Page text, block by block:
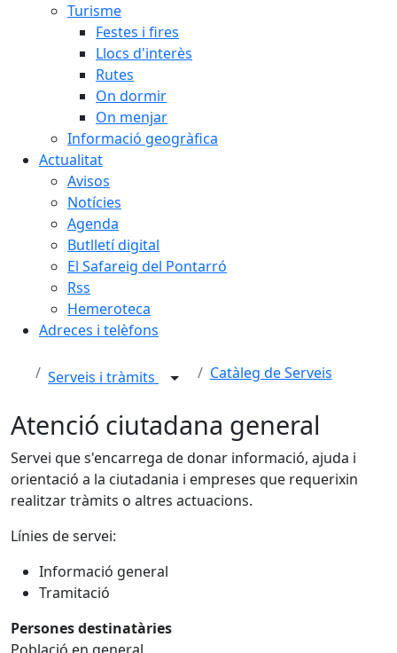
Turisme
Festes i fires
Llocs d'interès
Rutes
On dormir
On menjar
Informació geogràfica
Actualitat
Avisos
Notícies
Agenda
Butlletí digital
El Safareig del Pontarró
Rss
Hemeroteca
Adreces i telèfons
Serveis i tràmits Catàleg de Serveis
Atenció ciutadana general
Servei que s'encarrega de donar informació, ajuda i
orientació a la ciutadania i empreses que requerixin
realitzar tràmits o altres actuacions.
Línies de servei:
Informació general
Tramitació
Persones destinatàries